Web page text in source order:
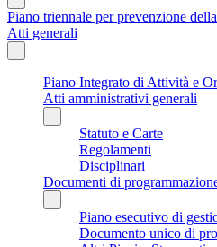
Piano triennale per prevenzione
Atti generali
Piano Integrato di Attività e
Atti amministrativi generali
Statuto e Carte
Regolamenti
Disciplinari
Documenti di
Piano esecutivo di
Documento unico di